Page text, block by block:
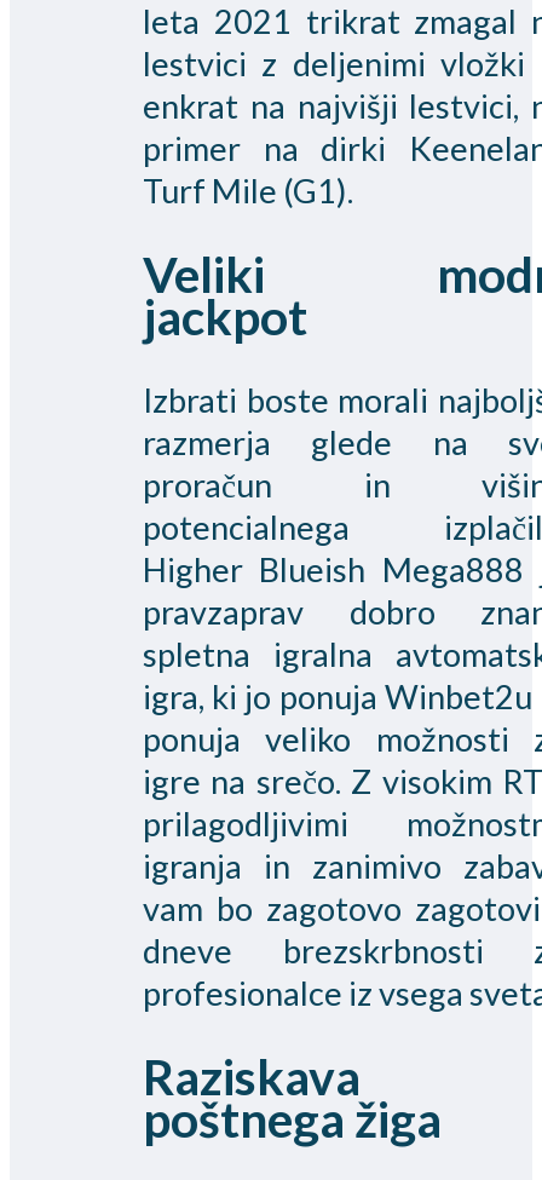
leta 2021 trikrat zmagal
lestvici z deljenimi vložki
enkrat na najvišji lestvici,
primer na dirki
Turf Mile (G1).
Veliki
jackpot
Izbrati boste morali
razmerja glede na
proračun in
potencialnega
Higher Blueish Mega888
pravzaprav dobro
spletna igralna
igra, ki jo ponuja Winbet2u
ponuja veliko možnosti
igre na srečo. Z visokim
prilagodljivimi
igranja in zanimivo
vam bo zagotovo
dneve brezskrbnosti
profesionalce iz vsega
Raziskava
poštnega žiga